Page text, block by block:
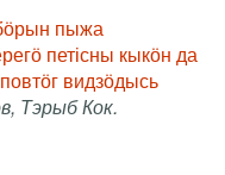
пыжа
петісны кыкӧн да
видзӧдысь
Тэрыб Кок.